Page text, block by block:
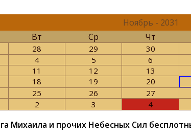
Ноябрь - 2031
Вт Ср Чт
28 29 30
4 5 6
11 12 13
18 19 20
25 26 27
2 3 4
Михаила и прочих Небесных Сил